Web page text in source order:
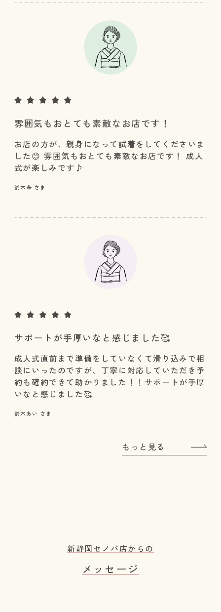
雰囲気もおとても素敵なお店です！
お店の方が、親身になって試着をしてくださいま
した😊 雰囲気もおとても素敵なお店です！ 成人
式が楽しみです♪
鈴木華 さま
サポートが手厚いなと感じました🥰
成人式直前まで準備をしていなくて滑り込みで相
談にいったのですが、丁寧に対応していただき予
約も確約できて助かりました！！サポートが手厚
いなと感じました🥰
鈴木あい さま
もっと見る
新静岡セノバ店からの
メッセージ